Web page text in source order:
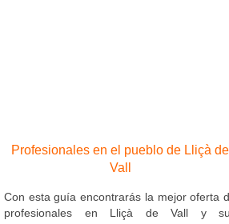
Profesionales en el pueblo de Lliçà de
Vall
Con esta guía encontrarás la mejor oferta
profesionales en Lliçà de Vall y